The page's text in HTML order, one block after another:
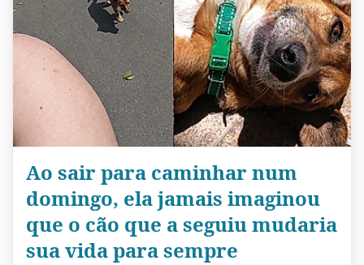
Ao sair para caminhar num
domingo, ela jamais imaginou
que o cão que a seguiu mudaria
sua vida para sempre